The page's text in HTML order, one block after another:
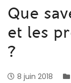
Que
et les
?
8 juin 2018